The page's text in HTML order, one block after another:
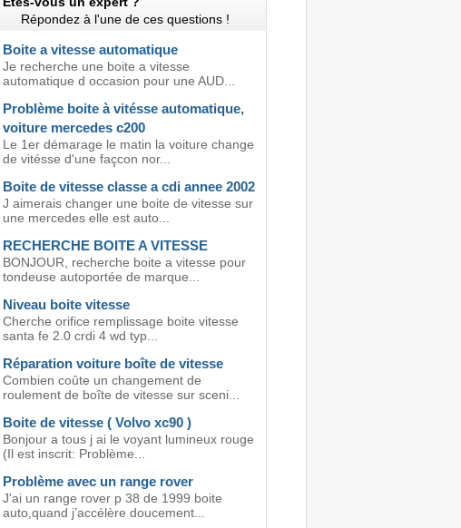
Répondez à l'une de ces questions !
Boite a vitesse automatique
Je recherche une boite a vitesse
automatique d occasion pour une AUD...
Problème boite à vitésse automatique,
voiture mercedes c200
Le 1er démarage le matin la voiture change
de vitésse d'une façcon nor...
Boite de vitesse classe a cdi annee 2002
J aimerais changer une boite de vitesse sur
une mercedes elle est auto...
RECHERCHE BOITE A VITESSE
BONJOUR, recherche boite a vitesse pour
tondeuse autoportée de marque...
Niveau boite vitesse
Cherche orifice remplissage boite vitesse
santa fe 2.0 crdi 4 wd typ...
Réparation voiture boîte de vitesse
Combien coûte un changement de
roulement de boîte de vitesse sur sceni...
Boite de vitesse ( Volvo xc90 )
Bonjour a tous j ai le voyant lumineux rouge
(Il est inscrit: Problème...
Problème avec un range rover
J'ai un range rover p 38 de 1999 boite
auto,quand j’accélère doucement...